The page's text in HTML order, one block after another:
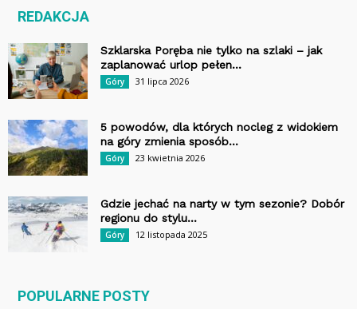
REDAKCJA
Szklarska Poręba nie tylko na szlaki – jak
zaplanować urlop pełen...
Góry 31 lipca 2026
5 powodów, dla których nocleg z widokiem
na góry zmienia sposób...
Góry 23 kwietnia 2026
Gdzie jechać na narty w tym sezonie? Dobór
regionu do stylu...
Góry 12 listopada 2025
POPULARNE POSTY